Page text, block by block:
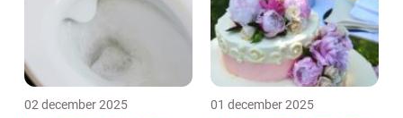
02 december 2025 01 december 2025